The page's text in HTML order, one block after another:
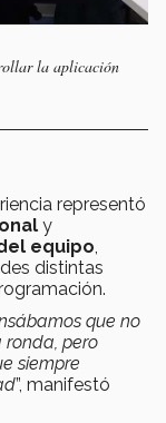
la aplicación
representó
y
equipo,
distintas
que no
ronda, pero
siempre
”, manifestó